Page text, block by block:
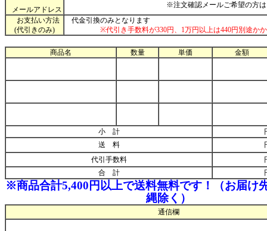
メールアドレス
※注文確認メールご希望の方はご記
お支払い方法
(代引きのみ)
代金引換のみとなります
※代引き手数料が330円、1万円以上は440円別途か
商品名 数量 単価 金額
小 計
送 料
代引手数料
合 計
※商品合計5,400円以上で送料無料です！（お届け
縄除く）
通信欄